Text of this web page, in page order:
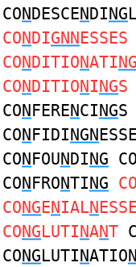
CONDESCENDING
CONDIGNNESSES
CONDITIONATING
CONDITIONINGS
CONFERENCINGS
CONFIDINGN
CONFOUNDING CO
CONFRONTING CO
CONGENIALN
CONGLUTINANT
CONGLUTINATION